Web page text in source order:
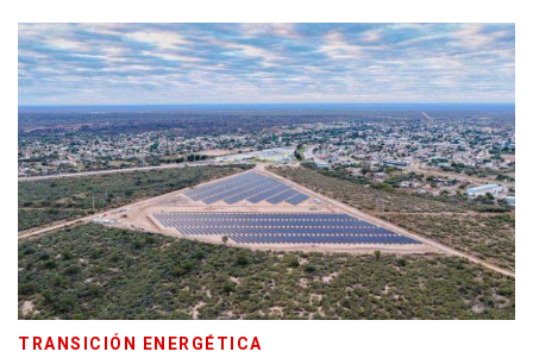
TRANSICIÓN ENERGÉTICA